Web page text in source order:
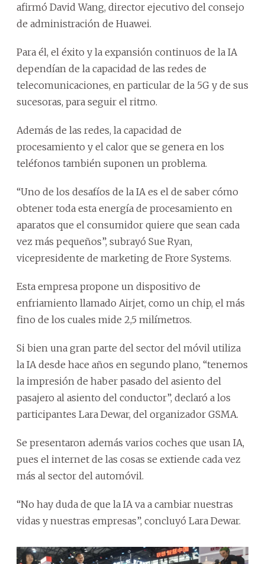
afirmó David Wang, director ejecutivo del consejo
de administración de Huawei.
Para él, el éxito y la expansión continuos de la IA
dependían de la capacidad de las redes de
telecomunicaciones, en particular de la 5G y de sus
sucesoras, para seguir el ritmo.
Además de las redes, la capacidad de
procesamiento y el calor que se genera en los
teléfonos también suponen un problema.
“Uno de los desafíos de la IA es el de saber cómo
obtener toda esta energía de procesamiento en
aparatos que el consumidor quiere que sean cada
vez más pequeños”, subrayó Sue Ryan,
vicepresidente de marketing de Frore Systems.
Esta empresa propone un dispositivo de
enfriamiento llamado Airjet, como un chip, el más
fino de los cuales mide 2,5 milímetros.
Si bien una gran parte del sector del móvil utiliza
la IA desde hace años en segundo plano, “tenemos
la impresión de haber pasado del asiento del
pasajero al asiento del conductor”, declaró a los
participantes Lara Dewar, del organizador GSMA.
Se presentaron además varios coches que usan IA,
pues el internet de las cosas se extiende cada vez
más al sector del automóvil.
“No hay duda de que la IA va a cambiar nuestras
vidas y nuestras empresas”, concluyó Lara Dewar.